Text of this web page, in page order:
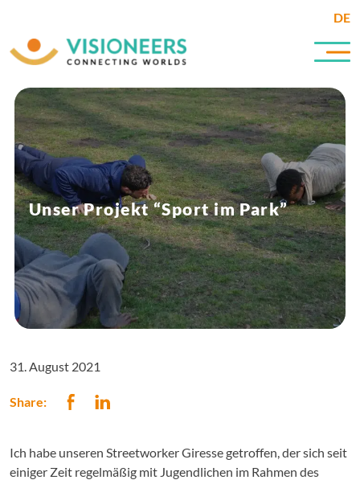
DE
Unser Projekt “Sport im Park”
31. August 2021
Share:
Ich habe unseren Streetworker Giresse getroffen, der sich seit
einiger Zeit regelmäßig mit Jugendlichen im Rahmen des